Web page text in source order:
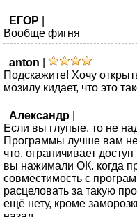
ЕГОР
Вообще фигня
anton
Подскажите! Хочу
мозилу кидает, что это
Александр
Если вы глупые, то не
Программы лучше вам не
что, ограничивает
вы нажимали ОК. когда
совместимость с
расцеловать за такую
ещё нету, кроме